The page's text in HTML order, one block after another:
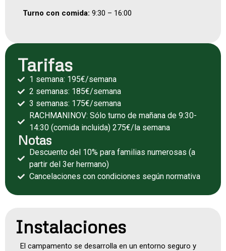
Turno con comida: 9:30 – 16:00
Tarifas
1 semana: 195€/semana
2 semanas: 185€/semana
3 semanas: 175€/semana
RACHMANINOV: Sólo turno de mañana de 9:30-
14:30 (comida incluida) 275€/la semana
Notas
Descuento del 10% para familias numerosas (a
partir del 3er hermano)
Cancelaciones con condiciones según normativa
Instalaciones
El campamento se desarrolla en un entorno seguro y